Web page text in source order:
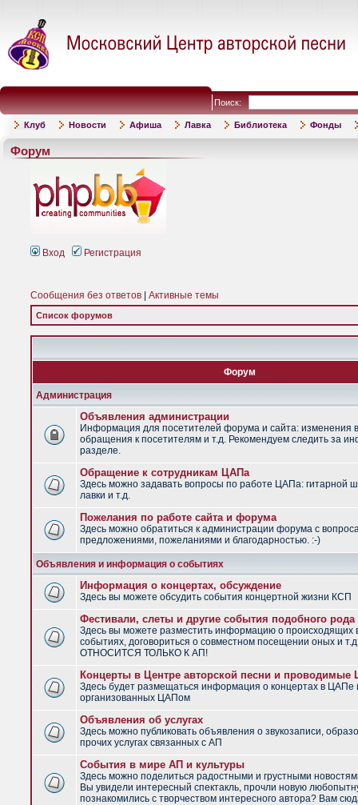
Поиск:
Клуб Новости Афиша Лавка Библиотека Фонды
Форум
Вход Регистрация
Сообщения без ответов Активные темы
Список форумов
Форум
Администрация
Объявления администрации
Информация для посетителей форума и сайта: изменения
обращения к посетителям и т.д. Рекомендуем следить за
разделе.
Обращение к сотрудникам ЦАПа
Здесь можно задавать вопросы по работе ЦАПа: гитарной
лавки и т.д.
Пожелания по работе сайта и форума
Здесь можно обратиться к администрации форума с
предложениями, пожеланиями и благодарностью. :-)
Объявления и информация о событиях
Информация о концертах, обсуждение
Здесь вы можете обсудить события концертной жизни КСП
Фестивали, слеты и другие события подобного рода
Здесь вы можете разместить информацию о
событиях, договориться о совместном посещении оных и
ОТНОСИТСЯ ТОЛЬКО К АП!
Концерты в Центре авторской песни и
Здесь будет размещаться информация о концертах в ЦАПе
организованных ЦАПом
Объявления об услугах
Здесь можно публиковать объявления о звукозаписи,
прочих услугах связанных с АП
События в мире АП и культуры
Здесь можно поделиться радостными и грустными
Вы увидели интересный спектакль, прочли новую
познакомились с творчеством интересного автора? Вам